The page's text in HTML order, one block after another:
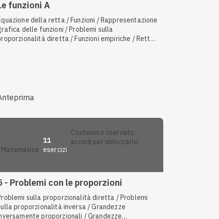
funzioni A
della retta / Funzioni / Rappresentazione
delle funzioni / Problemi sulla
diretta / Funzioni empiriche / Rette
matematica
11
esercizi
contenuto riservato:
accedi per sbloccarlo.
- Problemi con le proporzioni
sulla proporzionalità diretta / Problemi
proporzionalità inversa / Grandezze
proporzionali / Grandezze